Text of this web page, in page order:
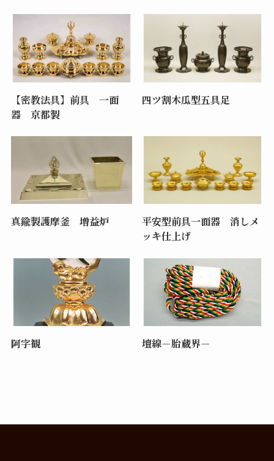
【密教法具】前具 一面
器 京都製
四ツ割木瓜型五具足
真鍮製護摩釜 増益炉
平安型前具一面器 消しメ
ッキ仕上げ
阿字観 壇線－胎蔵界－